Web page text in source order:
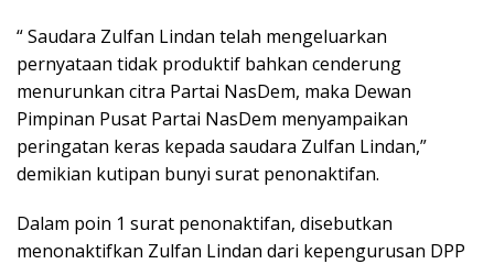
“ Saudara Zulfan Lindan telah mengeluarkan
pernyataan tidak produktif bahkan cenderung
menurunkan citra Partai NasDem, maka Dewan
Pimpinan Pusat Partai NasDem menyampaikan
peringatan keras kepada saudara Zulfan Lindan,”
demikian kutipan bunyi surat penonaktifan.
Dalam poin 1 surat penonaktifan, disebutkan
menonaktifkan Zulfan Lindan dari kepengurusan DPP